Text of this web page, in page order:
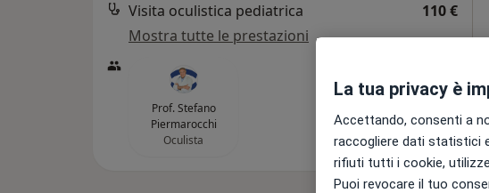
Visita oculistica pediatrica
110 €
Mostra tutte le prestazioni
Prof. Stefano
Piermarocchi
Oculista
La tua privacy è
Accettando, consenti a
raccogliere dati statistici
rifiuti tutti i cookie,
Puoi revocare il tuo